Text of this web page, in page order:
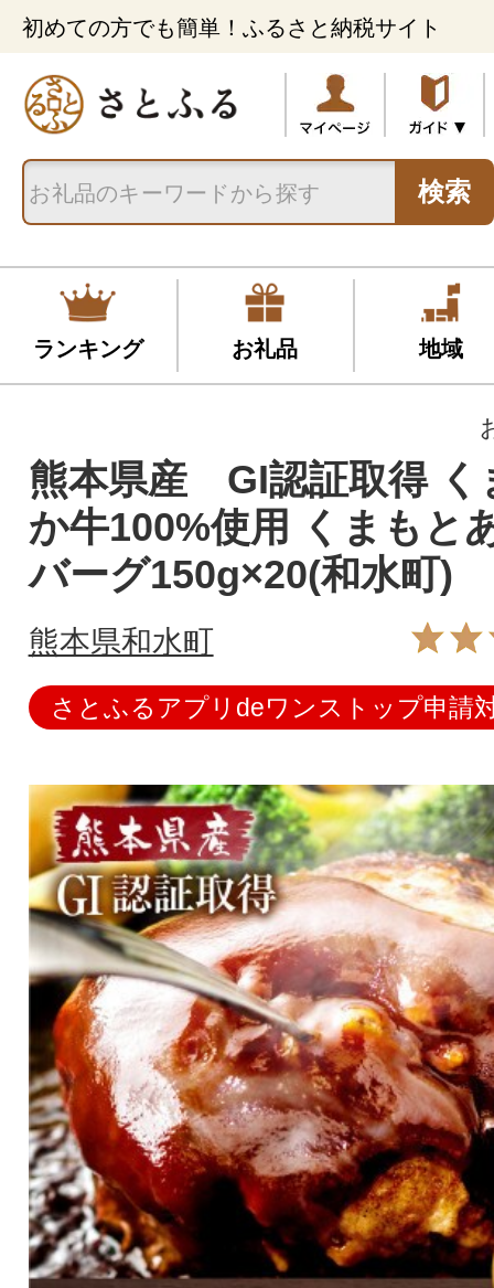
初めての方でも簡単！ふるさと納税サイト
検索
ランキング お礼品 地域
熊本県産 GI認証取得 く
か牛100%使用 くまもと
バーグ150g×20(和水町)
熊本県和水町
さとふるアプリdeワンストップ申請